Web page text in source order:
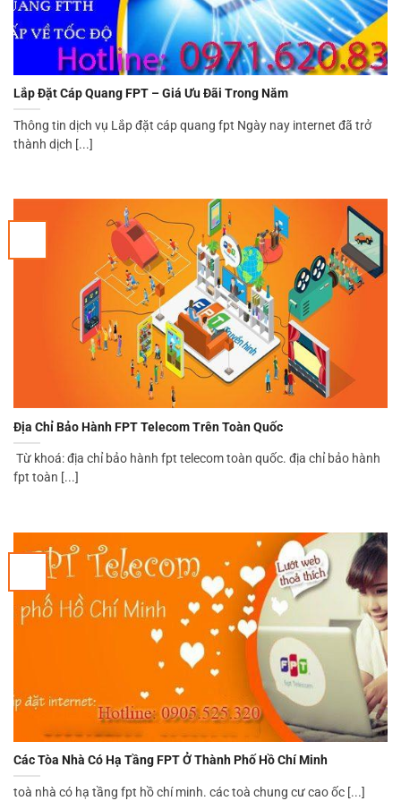
Lắp Đặt Cáp Quang FPT – Giá Ưu Đãi Trong Năm
Thông tin dịch vụ Lắp đặt cáp quang fpt Ngày nay internet đã trở
thành dịch [...]
Địa Chỉ Bảo Hành FPT Telecom Trên Toàn Quốc
Từ khoá: địa chỉ bảo hành fpt telecom toàn quốc. địa chỉ bảo hành
fpt toàn [...]
Các Tòa Nhà Có Hạ Tầng FPT Ở Thành Phố Hồ Chí Minh
toà nhà có hạ tầng fpt hồ chí minh. các toà chung cư cao ốc [...]